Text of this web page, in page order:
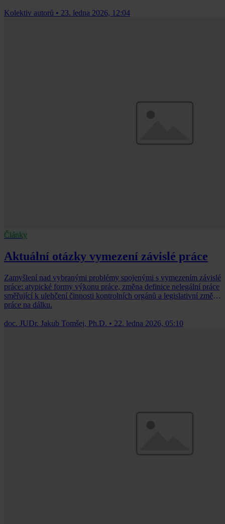
Kolektiv autorů • 23. ledna 2026, 12:04
Články
Aktuální otázky vymezení závislé práce
Zamyšlení nad vybranými problémy spojenými s vymezením závislé
práce: atypické formy výkonu práce, změna definice nelegální práce
směřující k ulehčení činnosti kontrolních orgánů a legislativní změny
práce na dálku.
doc. JUDr. Jakub Tomšej, Ph.D. • 22. ledna 2026, 05:10